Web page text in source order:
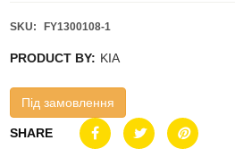
SKU: FY1300108-1
PRODUCT BY: KIA
Під замовлення
SHARE